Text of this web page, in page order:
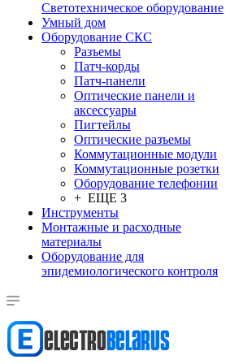
Светотехническое оборудование
Умный дом
Оборудование СКС
Разъемы
Патч-корды
Патч-панели
Оптические панели и
аксессуары
Пигтейлы
Оптические разъемы
Коммутационные модули
Коммутационные розетки
Оборудование телефонии
+ ЕЩЕ 3
Инструменты
Монтажные и расходные
материалы
Оборудование для
эпидемиологического контроля